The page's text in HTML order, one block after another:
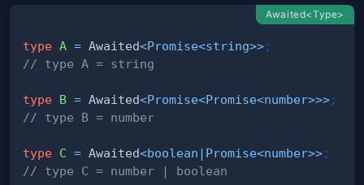
Awaited<Type>
type A = Awaited<Promise<string>>;
// type A = string
type B = Awaited<Promise<Promise<number>>>;
// type B = number
type C = Awaited<boolean | Promise<number>>;
// type C = number | boolean